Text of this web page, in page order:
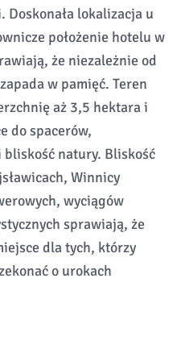
lokalizacja u
położenie hotelu w
że niezależnie od
w pamięć. Teren
aż 3,5 hektara i
do spacerów,
natury. Bliskość
Winnicy
wyciągów
sprawiają, że
dla tych, którzy
o urokach